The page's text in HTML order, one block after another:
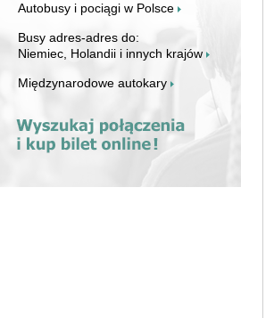
Autobusy i pociągi w Polsce
Busy adres-adres do:
Niemiec, Holandii i innych krajów
Międzynarodowe autokary